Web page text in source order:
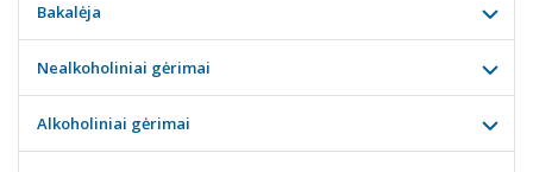
Bakalėja
Nealkoholiniai gėrimai
Alkoholiniai gėrimai